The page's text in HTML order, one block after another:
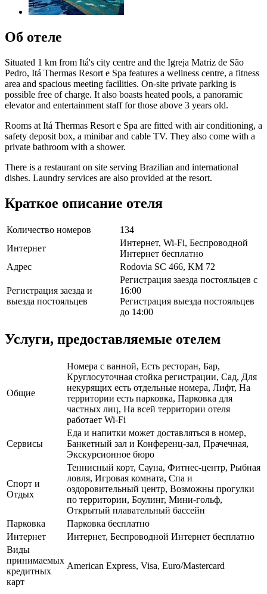
Об отеле
Situated 1 km from Itá's city centre and the Igreja Matriz de São
Pedro, Itá Thermas Resort e Spa features a wellness centre, a fitness
area and spacious meeting facilities. On-site private parking is
possible free of charge. It also boasts heated pools, a panoramic
elevator and entertainment staff for those above 3 years old.
Rooms at Itá Thermas Resort e Spa are fitted with air conditioning, a
safety deposit box, a minibar and cable TV. They also come with a
private bathroom with a shower.
There is a restaurant on site serving Brazilian and international
dishes. Laundry services are also provided at the resort.
Краткое описание отеля
Количество номеров
134
Интернет
Интернет, Wi-Fi, Беспроводной
Интернет бесплатно
Адрес
Rodovia SC 466, KM 72
Регистрация заезда и
выезда постояльцев
Регистрация заезда постояльцев с
16:00
Регистрация выезда постояльцев
до 14:00
Услуги, предоставляемые отелем
Общие
Номера с ванной, Есть ресторан, Бар,
Круглосуточная стойка регистрации, Сад, Для
некурящих есть отдельные номера, Лифт, На
территории есть парковка, Парковка для
частных лиц, На всей территории отеля
работает Wi-Fi
Сервисы
Еда и напитки может доставляться в номер,
Банкетный зал и Конференц-зал, Прачечная,
Экскурсионное бюро
Спорт и
Отдых
Теннисный корт, Сауна, Фитнес-центр, Рыбная
ловля, Игровая комната, Спа и
оздоровительный центр, Возможны прогулки
по территории, Боулинг, Мини-гольф,
Открытый плавательный бассейн
Парковка
Парковка бесплатно
Интернет
Интернет, Беспроводной Интернет бесплатно
Виды
принимаемых
кредитных
карт
American Express, Visa, Euro/Mastercard